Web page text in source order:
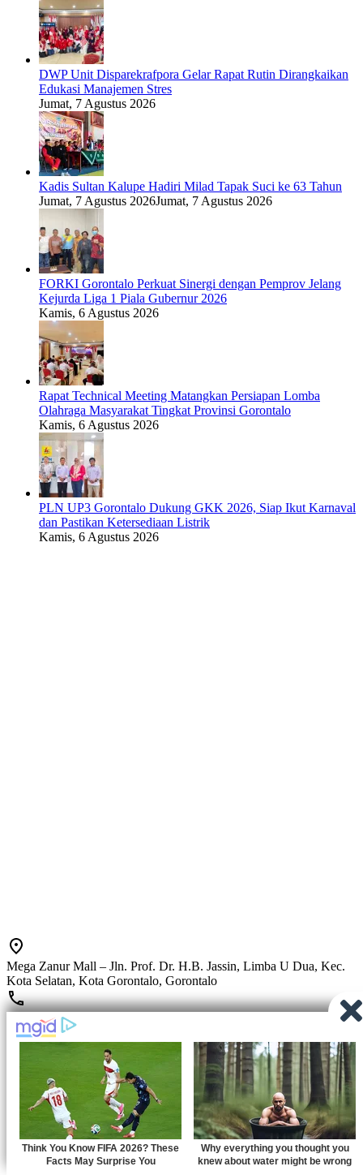
DWP Unit Disparekrafpora Gelar Rapat Rutin Dirangkaikan
Edukasi Manajemen Stres
Jumat, 7 Agustus 2026
Kadis Sultan Kalupe Hadiri Milad Tapak Suci ke 63 Tahun
Jumat, 7 Agustus 2026Jumat, 7 Agustus 2026
FORKI Gorontalo Perkuat Sinergi dengan Pemprov Jelang
Kejurda Liga 1 Piala Gubernur 2026
Kamis, 6 Agustus 2026
Rapat Technical Meeting Matangkan Persiapan Lomba
Olahraga Masyarakat Tingkat Provinsi Gorontalo
Kamis, 6 Agustus 2026
PLN UP3 Gorontalo Dukung GKK 2026, Siap Ikut Karnaval
dan Pastikan Ketersediaan Listrik
Kamis, 6 Agustus 2026
Mega Zanur Mall – Jln. Prof. Dr. H.B. Jassin, Limba U Dua, Kec.
Kota Selatan, Kota Gorontalo, Gorontalo
0856-2441-5001
redaksinusatimes@gmail.com
Tentang Kami
Redaksi
Pedoman Media Siber